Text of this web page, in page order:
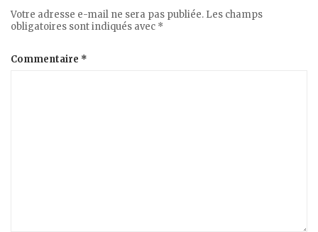
Votre adresse e-mail ne sera pas publiée. Les champs
obligatoires sont indiqués avec *
Commentaire *